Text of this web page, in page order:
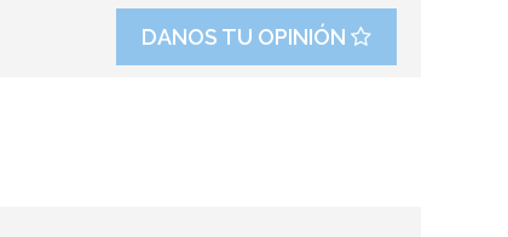
DANOS TU OPINIÓN